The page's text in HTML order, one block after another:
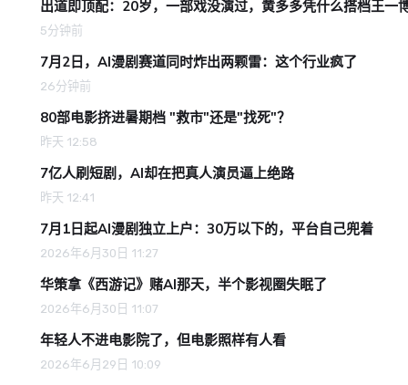
出道即顶配：20岁，一部戏没演过，黄多多凭什么搭档王一
5分钟前
7月2日，AI漫剧赛道同时炸出两颗雷：这个行业疯了
26分钟前
80部电影挤进暑期档 "救市"还是"找死"？
昨天 12:58
7亿人刷短剧，AI却在把真人演员逼上绝路
昨天 12:41
7月1日起AI漫剧独立上户：30万以下的，平台自己兜着
2026年6月30日 11:27
华策拿《西游记》赌AI那天，半个影视圈失眠了
2026年6月30日 11:07
年轻人不进电影院了，但电影照样有人看
2026年6月29日 10:09